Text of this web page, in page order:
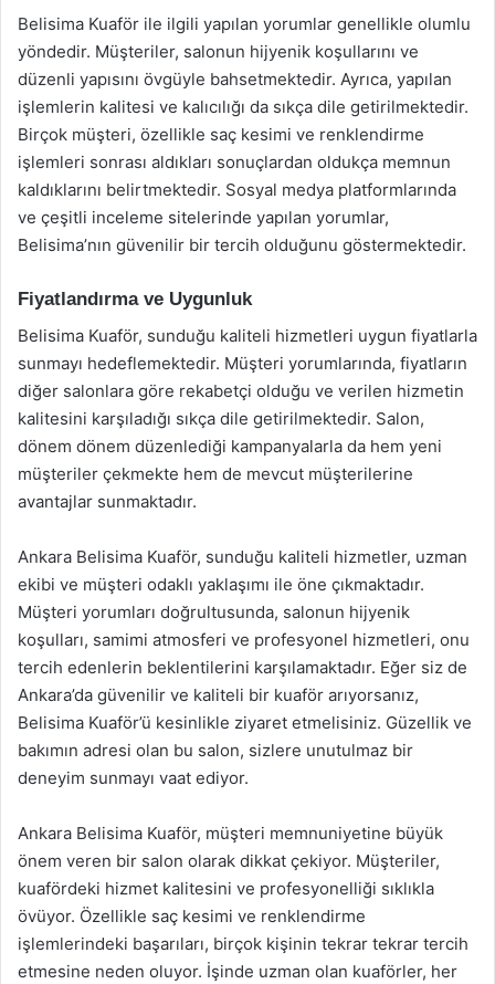
Belisima Kuaför ile ilgili yapılan yorumlar genellikle olumlu
yöndedir. Müşteriler, salonun hijyenik koşullarını ve
düzenli yapısını övgüyle bahsetmektedir. Ayrıca, yapılan
işlemlerin kalitesi ve kalıcılığı da sıkça dile getirilmektedir.
Birçok müşteri, özellikle saç kesimi ve renklendirme
işlemleri sonrası aldıkları sonuçlardan oldukça memnun
kaldıklarını belirtmektedir. Sosyal medya platformlarında
ve çeşitli inceleme sitelerinde yapılan yorumlar,
Belisima’nın güvenilir bir tercih olduğunu göstermektedir.
Fiyatlandırma ve Uygunluk
Belisima Kuaför, sunduğu kaliteli hizmetleri uygun fiyatlarla
sunmayı hedeflemektedir. Müşteri yorumlarında, fiyatların
diğer salonlara göre rekabetçi olduğu ve verilen hizmetin
kalitesini karşıladığı sıkça dile getirilmektedir. Salon,
dönem dönem düzenlediği kampanyalarla da hem yeni
müşteriler çekmekte hem de mevcut müşterilerine
avantajlar sunmaktadır.
Ankara Belisima Kuaför, sunduğu kaliteli hizmetler, uzman
ekibi ve müşteri odaklı yaklaşımı ile öne çıkmaktadır.
Müşteri yorumları doğrultusunda, salonun hijyenik
koşulları, samimi atmosferi ve profesyonel hizmetleri, onu
tercih edenlerin beklentilerini karşılamaktadır. Eğer siz de
Ankara’da güvenilir ve kaliteli bir kuaför arıyorsanız,
Belisima Kuaför’ü kesinlikle ziyaret etmelisiniz. Güzellik ve
bakımın adresi olan bu salon, sizlere unutulmaz bir
deneyim sunmayı vaat ediyor.
Ankara Belisima Kuaför, müşteri memnuniyetine büyük
önem veren bir salon olarak dikkat çekiyor. Müşteriler,
kuafördeki hizmet kalitesini ve profesyonelliği sıklıkla
övüyor. Özellikle saç kesimi ve renklendirme
işlemlerindeki başarıları, birçok kişinin tekrar tekrar tercih
etmesine neden oluyor. İşinde uzman olan kuaförler, her